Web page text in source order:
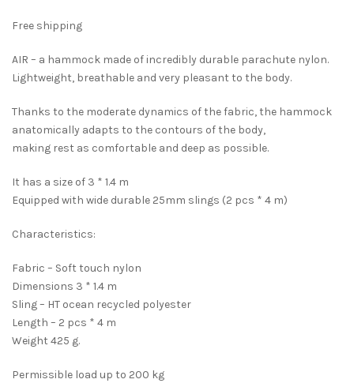
Free shipping
AIR – a hammock made of incredibly durable parachute nylon.
Lightweight, breathable and very pleasant to the body.
Thanks to the moderate dynamics of the fabric, the hammock
anatomically adapts to the contours of the body,
making rest as comfortable and deep as possible.
It has a size of 3 * 1.4 m
Equipped with wide durable 25mm slings (2 pcs * 4 m)
Characteristics:
Fabric – Soft touch nylon
Dimensions 3 * 1.4 m
Sling – HT ocean recycled polyester
Length – 2 pcs * 4 m
Weight 425 g.
Permissible load up to 200 kg